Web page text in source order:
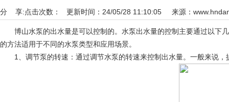
点击次数： 更新时间：24/05/28 11:10:05 来源：
分 享:
博山水泵的出水量是可以控制的。水泵出水量的控制主要通过以下
的方法适用于不同的水泵类型和应用场景。
1、调节泵的转速：通过调节水泵的转速来控制出水量。一般来说，